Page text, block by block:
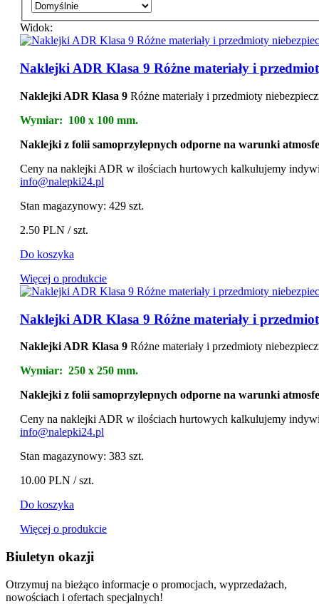
Widok:
Naklejki ADR Klasa 9 Różne materiały i
Naklejki ADR Klasa 9 Różne materiały i przedmioty
Wymiar: 100 x 100 mm.
Naklejki z folii samoprzylepnych odporne na warunki
Ceny na naklejki ADR w ilościach hurtowych kalkulujemy
info@nalepki24.pl
Stan magazynowy: 429 szt.
2.50 PLN / szt.
Do koszyka
Więcej o produkcie
Naklejki ADR Klasa 9 Różne materiały i
Naklejki ADR Klasa 9 Różne materiały i przedmioty
Wymiar: 250 x 250 mm.
Naklejki z folii samoprzylepnych odporne na warunki
Ceny na naklejki ADR w ilościach hurtowych kalkulujemy
info@nalepki24.pl
Stan magazynowy: 383 szt.
10.00 PLN / szt.
Do koszyka
Więcej o produkcie
Biuletyn okazji
Otrzymuj na bieżąco informacje o promocjach, wyprzedażach,
nowościach i ofertach specjalnych!